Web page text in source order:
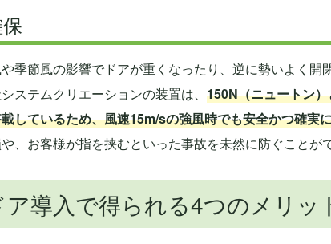
季節風の影響でドアが重くなったり、逆に勢いよく開
ステムクリエーションの装置は、 150N（ニュートン
しているため、風速15m/sの強風時でも安全かつ確実
、お客様が指を挟むといった事故を未然に防ぐことが
導入で得られる4つのメリッ